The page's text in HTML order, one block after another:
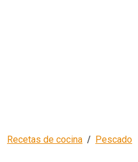
Recetas de cocina Pescado